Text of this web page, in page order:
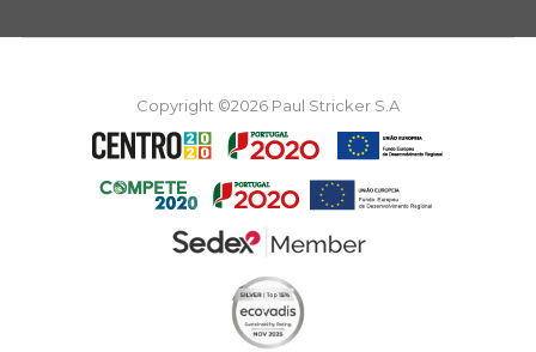
Copyright ©2026 Paul Stricker S.A